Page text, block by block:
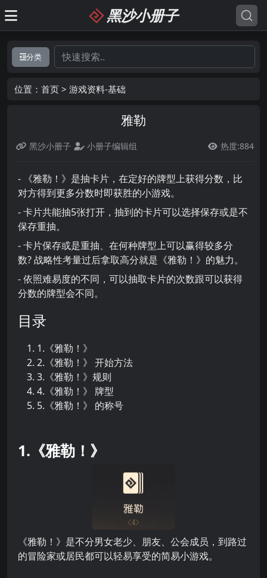
黑沙小册子
分类
位置： 首页 > 游戏资料-基础
雅勒
黑沙小册子 小册子编辑组  热度:884
- 《雅勒！》是抽卡片，在定好的牌型上获得分数，比
对方得到更多分数时即获胜的小游戏。
- 卡片共能抽5张打开，抽到的卡片可以选择保存或是不
保存重抽。
- 卡片保存或是重抽、在何种牌型上可以赢得较多分
数? 战略性考量过后拿取高分就是《雅勒！》的魅力。
- 依照难易度的不同，可以抽取卡片的次数跟可以获得
分数的牌型会不同。
目录
1.《雅勒！》
2.《雅勒！》 开始方法
3.《雅勒！》规则
4.《雅勒！》 牌型
5.《雅勒！》 的称号
1.《雅勒！》
《雅勒！》是不分男女老少、朋友、公会成员，到路过
的冒险家或居民都可以轻易享受的简易小游戏。